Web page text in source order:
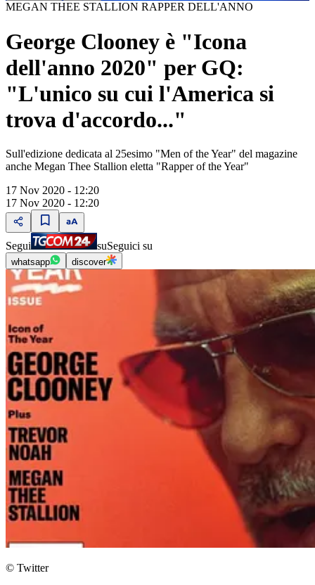
MEGAN THEE STALLION RAPPER DELL'ANNO
George Clooney è "Icona
dell'anno 2020" per GQ:
"L'unico su cui l'America si
trova d'accordo..."
Sull'edizione dedicata al 25esimo "Men of the Year" del magazine
anche Megan Thee Stallion eletta "Rapper of the Year"
17 Nov 2020 - 12:20
17 Nov 2020 - 12:20
Segui suSeguici su
whatsapp discover
© Twitter